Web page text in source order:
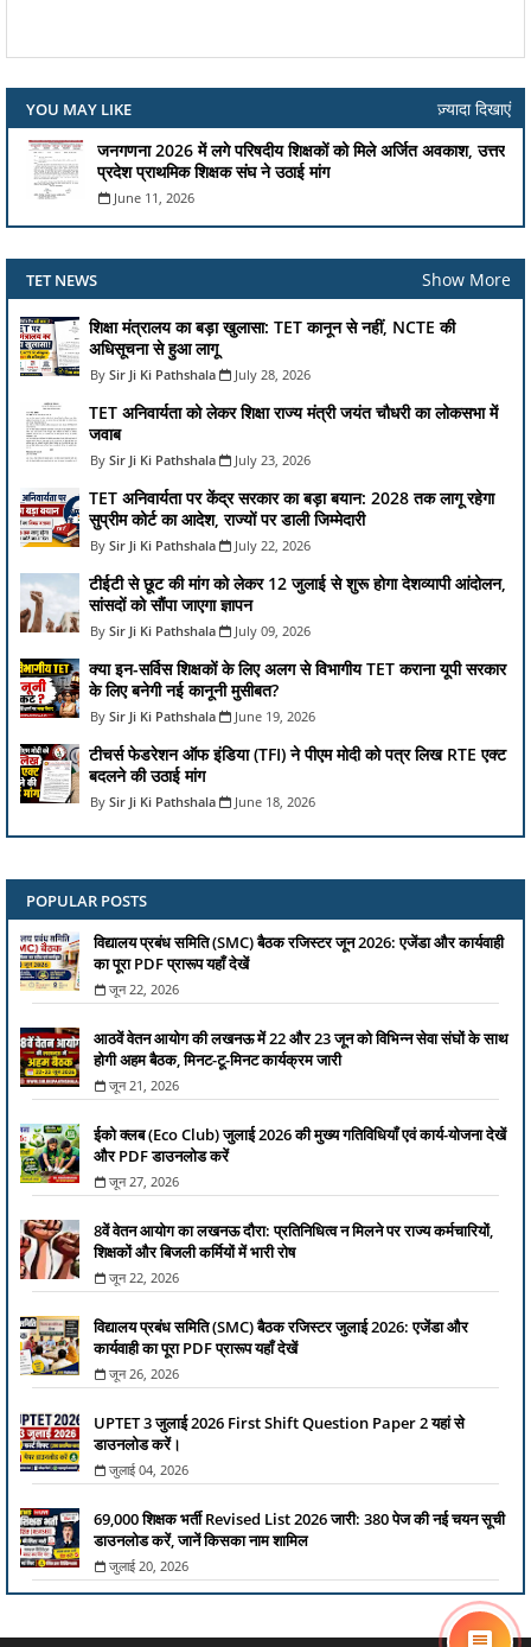
YOU MAY LIKE
ज़्यादा दिखाएं
जनगणना 2026 में लगे परिषदीय शिक्षकों को मिले अर्जित अवकाश, उत्तर
प्रदेश प्राथमिक शिक्षक संघ ने उठाई मांग
June 11, 2026
TET NEWS Show More
शिक्षा मंत्रालय का बड़ा खुलासा: TET कानून से नहीं, NCTE की
अधिसूचना से हुआ लागू
Sir Ji Ki Pathshala July 28, 2026
TET अनिवार्यता को लेकर शिक्षा राज्य मंत्री जयंत चौधरी का लोकसभा में
जवाब
Sir Ji Ki Pathshala July 23, 2026
TET अनिवार्यता पर केंद्र सरकार का बड़ा बयान: 2028 तक लागू रहेगा
सुप्रीम कोर्ट का आदेश, राज्यों पर डाली जिम्मेदारी
Sir Ji Ki Pathshala July 22, 2026
टीईटी से छूट की मांग को लेकर 12 जुलाई से शुरू होगा देशव्यापी आंदोलन,
सांसदों को सौंपा जाएगा ज्ञापन
Sir Ji Ki Pathshala July 09, 2026
क्या इन-सर्विस शिक्षकों के लिए अलग से विभागीय TET कराना यूपी सरकार
के लिए बनेगी नई कानूनी मुसीबत?
Sir Ji Ki Pathshala June 19, 2026
टीचर्स फेडरेशन ऑफ इंडिया (TFI) ने पीएम मोदी को पत्र लिख RTE एक्ट
बदलने की उठाई मांग
Sir Ji Ki Pathshala June 18, 2026
POPULAR POSTS
विद्यालय प्रबंध समिति (SMC) बैठक रजिस्टर जून 2026: एजेंडा और कार्यवाही
का पूरा PDF प्रारूप यहाँ देखें
जून 22, 2026
आठवें वेतन आयोग की लखनऊ में 22 और 23 जून को विभिन्न सेवा संघों के साथ
होगी अहम बैठक, मिनट-टू-मिनट कार्यक्रम जारी
जून 21, 2026
ईको क्लब (Eco Club) जुलाई 2026 की मुख्य गतिविधियाँ एवं कार्य-योजना देखें
और PDF डाउनलोड करें
जून 27, 2026
8वें वेतन आयोग का लखनऊ दौरा: प्रतिनिधित्व न मिलने पर राज्य कर्मचारियों,
शिक्षकों और बिजली कर्मियों में भारी रोष
जून 22, 2026
विद्यालय प्रबंध समिति (SMC) बैठक रजिस्टर जुलाई 2026: एजेंडा और
कार्यवाही का पूरा PDF प्रारूप यहाँ देखें
जून 26, 2026
UPTET 3 जुलाई 2026 First Shift Question Paper 2 यहां से
डाउनलोड करें।
जुलाई 04, 2026
69,000 शिक्षक भर्ती Revised List 2026 जारी: 380 पेज की नई चयन सूची
डाउनलोड करें, जानें किसका नाम शामिल
जुलाई 20, 2026